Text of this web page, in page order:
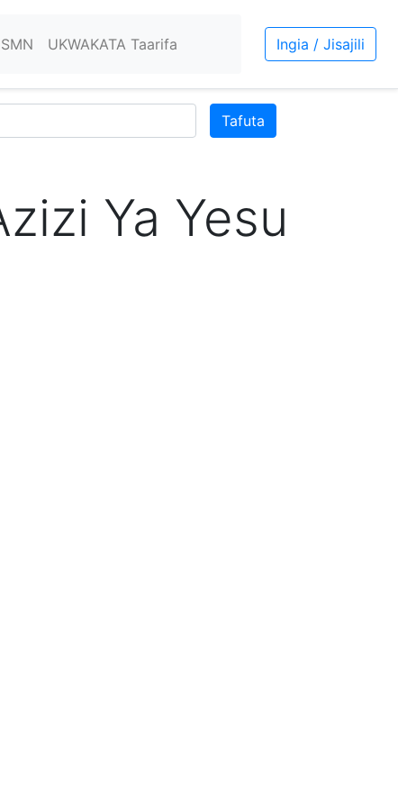
UKWAKATA Taarifa Ingia / Jisajili
Tafuta
Ya Yesu